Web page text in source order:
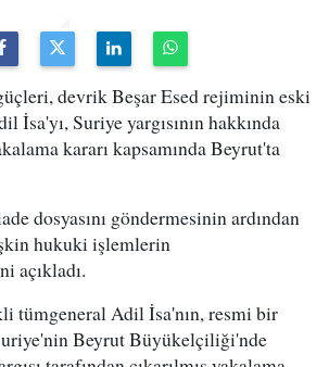
devrik Beşar Esed rejiminin eski
İsa'yı, Suriye yargısının hakkında
kararı kapsamında Beyrut'ta
dosyasını göndermesinin ardından
hukuki işlemlerin
açıkladı.
tümgeneral Adil İsa'nın, resmi bir
Beyrut Büyükelçiliği'nde